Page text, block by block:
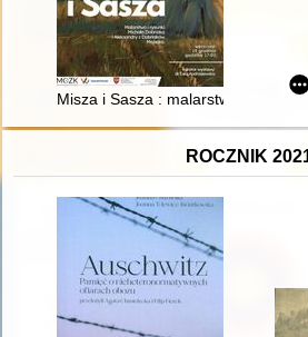
Misza i Sasza : malarstwo i
ROCZNIK